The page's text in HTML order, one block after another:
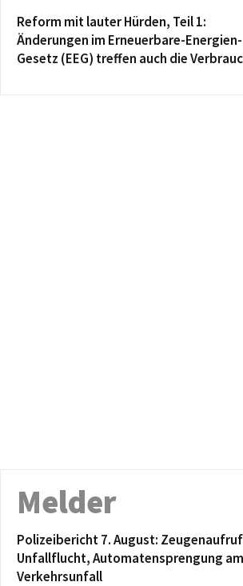
Reform mit lauter Hürden, Teil 1:
Änderungen im Erneuerbare-Energien-
Gesetz (EEG) treffen auch die
Melder
Polizeibericht 7. August:
Unfallflucht, Automatensprengung am
Verkehrsunfall